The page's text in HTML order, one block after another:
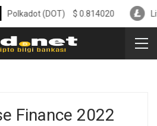
Finance 2022
(DOT) $0.814020 Litecoin